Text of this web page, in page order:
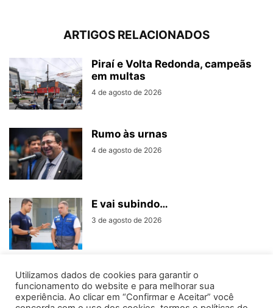
ARTIGOS RELACIONADOS
Piraí e Volta Redonda, campeãs
em multas
4 de agosto de 2026
Rumo às urnas
4 de agosto de 2026
E vai subindo…
3 de agosto de 2026
Utilizamos dados de cookies para garantir o
funcionamento do website e para melhorar sua
experiência. Ao clicar em “Confirmar e Aceitar” você